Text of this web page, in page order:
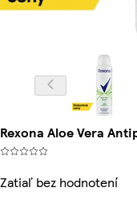
Rexona Aloe Vera
Zatiaľ bez hodnotení